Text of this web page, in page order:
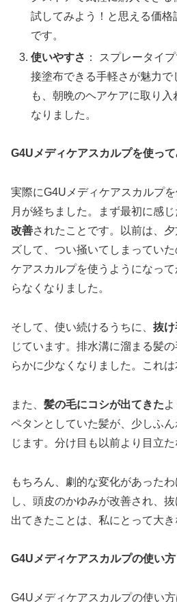
試してみよう！と思える価格
です。
使いやすさ ： スプレータイ
接塗布できる手軽さが魅力
も、朝晩のヘアケアに取り入
なりました。
G4Uメディケアスカルプを使っ
実際にG4Uメディケアスカルプ
月が経ちました。まず最初に感じ
改善されたことです。以前は、
ズして、つい掻いてしまってい
ケアスカルプを使うようになっ
らなくなりました。
そして、使い続けるうちに、 抜け
じています。排水溝に溜まる髪
らかに少なくなりました。これ
また、 髪の毛にコシが出てきた
ペタンとしていた髪が、少しふ
じます。分け目も以前より目立
もちろん、劇的な変化があった
し、頭皮のかゆみが改善され、
出てきたことは、私にとって大き
G4Uメディケアスカルプの使い方
G4Uメディケアスカルプの使い方